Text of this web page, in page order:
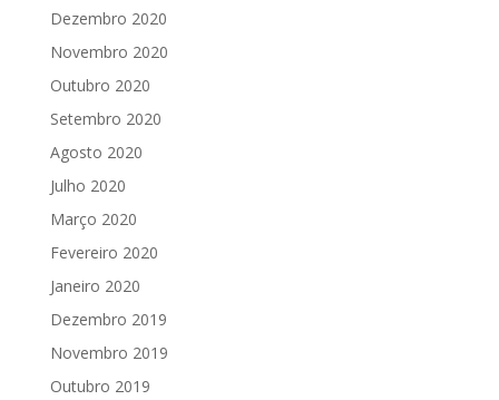
Dezembro 2020
Novembro 2020
Outubro 2020
Setembro 2020
Agosto 2020
Julho 2020
Março 2020
Fevereiro 2020
Janeiro 2020
Dezembro 2019
Novembro 2019
Outubro 2019